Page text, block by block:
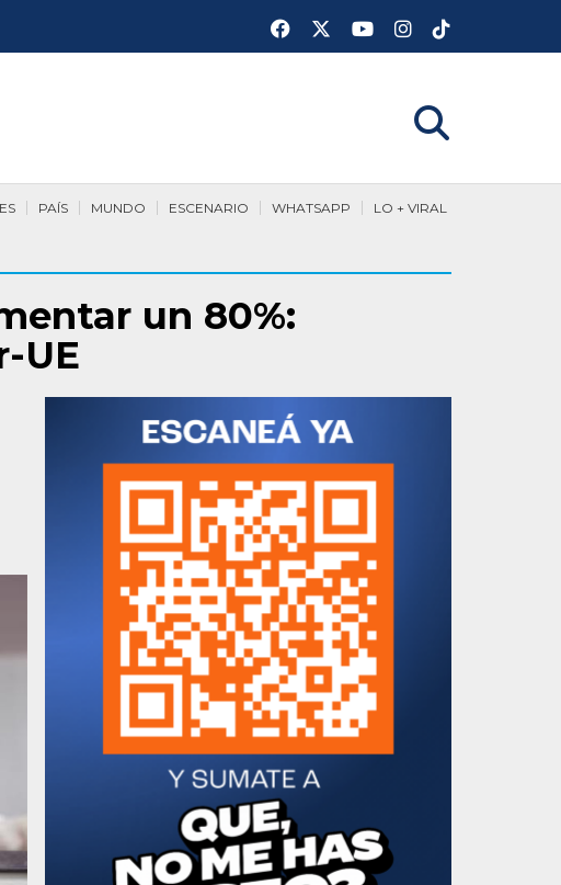
LO + VIRAL
WHATSAPP
ESCENARIO
MUNDO
PAÍS
un 80%:
UE